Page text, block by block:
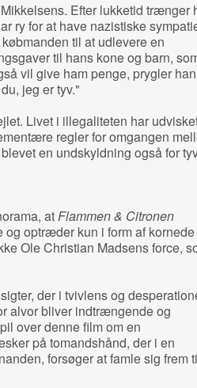
Efter lukketid trænger
ry for at have nazistiske
til at udlevere en
til hans kone og barn,
vil give ham penge, prygler han
jeg er tyv."
Livet i illegaliteten har
regler for omgangen
en undskyldning også for
atFlammen & Citronen
optræder kun i form af kornede
Ole Christian Madsens force,
der i tvivlens og
alvor bliver indtrængende og
over denne film om en
på tomandshånd, der i en
forsøger at famle sig frem